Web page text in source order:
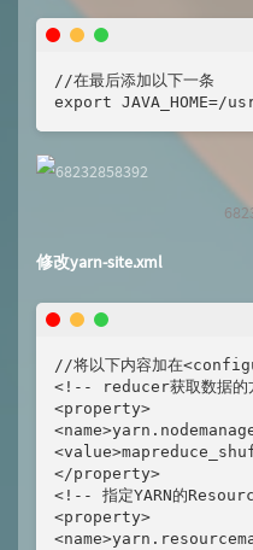
//在最后添加以下一条
export
修改yarn-site.xml
//将以下内容加在
<!-- reducer获取数据
<property>
</property>
<!-- 指定YARN的
<property>